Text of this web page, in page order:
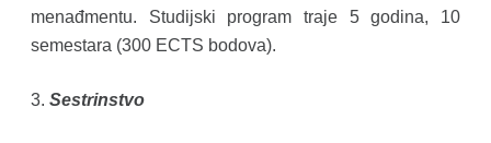
menađmentu. Studijski program traje 5 godina, 10
semestara (300 ECTS bodova).
3. Sestrinstvo